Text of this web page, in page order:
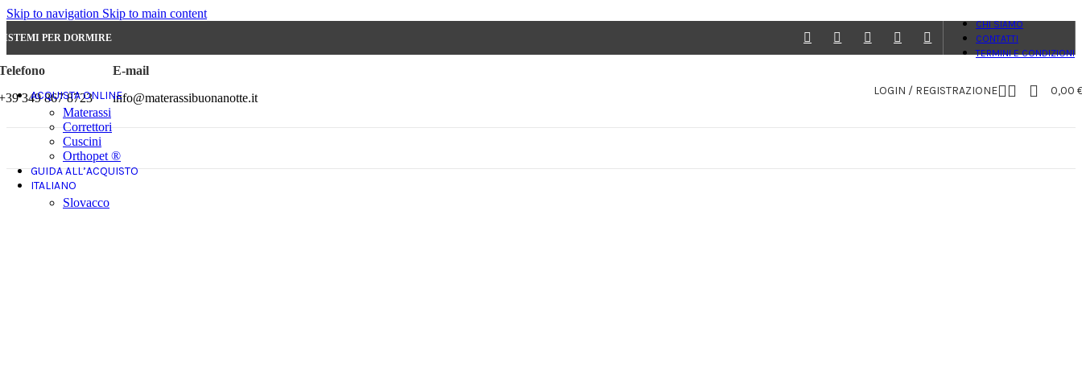
Skip to navigation Skip to main content
PER DORMIRE
CHI SIAMO
CONTATTI
TERMINI E CONDIZIONI
349 867 8723
E-mail
info@materassibuonanotte.it
LOGIN / REGISTRAZIONE 0,00
ACQUISTA ONLINE
Materassi
Correttori
Cuscini
Orthopet ®
GUIDA ALL’ACQUISTO
ITALIANO
Slovacco